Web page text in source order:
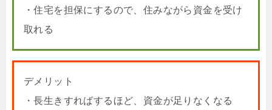
・住宅を担保にするので、住みながら資金を受け
取れる
デメリット
・長生きすればするほど、資金が足りなくなる